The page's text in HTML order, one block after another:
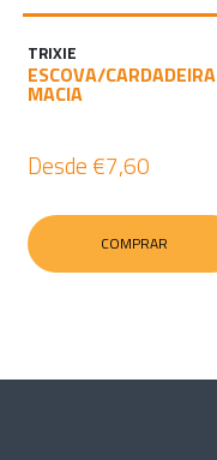
TRIXIE
ESCOVA/CARDADEIRA
MACIA
Desde €7,60
COMPRAR